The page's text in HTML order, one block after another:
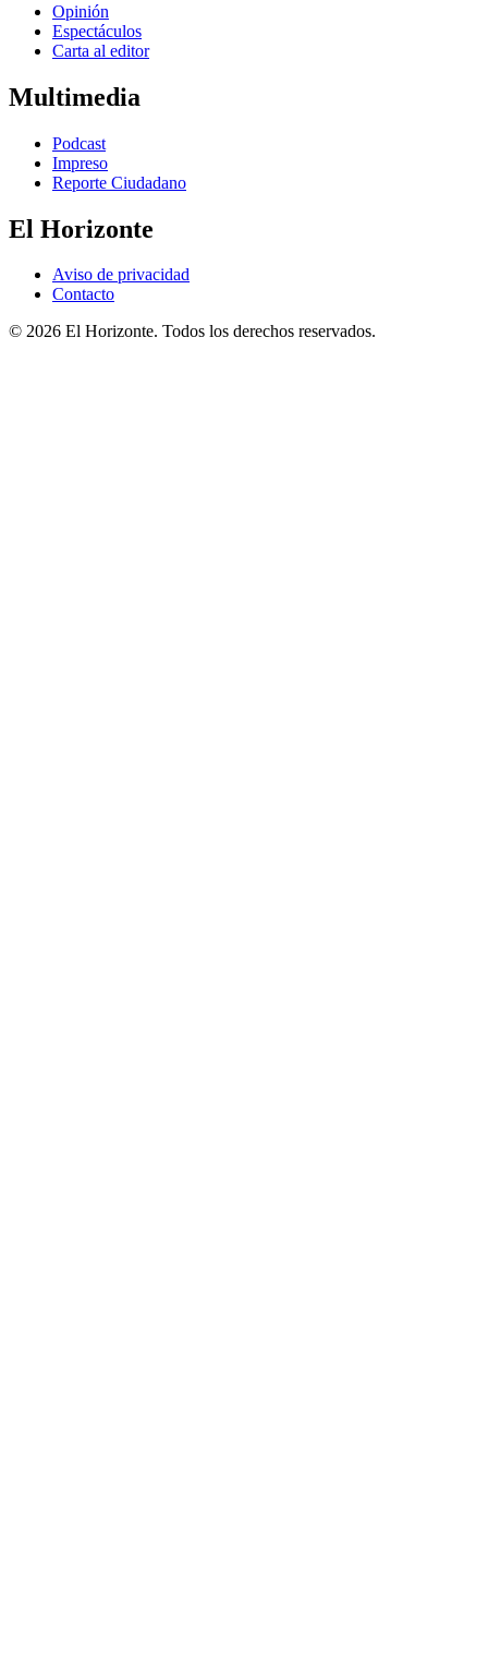
Opinión
Espectáculos
Carta al editor
Multimedia
Podcast
Impreso
Reporte Ciudadano
El Horizonte
Aviso de privacidad
Contacto
© 2026 El Horizonte. Todos los derechos reservados.